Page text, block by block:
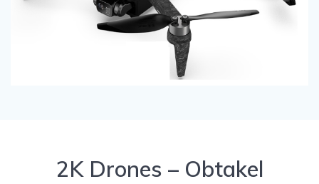
2K Drones – Obtakel